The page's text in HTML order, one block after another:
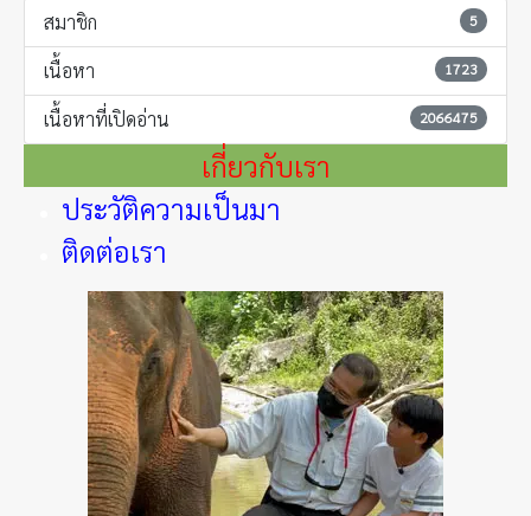
สมาชิก 5
เนื้อหา 1723
เนื้อหาที่เปิดอ่าน 2066475
เกี่ยวกับเรา
ประวัติความเป็นมา
ติดต่อเรา